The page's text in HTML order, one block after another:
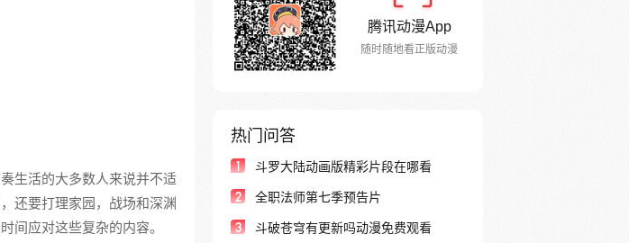
生活的大多数人来说并不适
还要打理家园，战场和深渊
间应对这些复杂的内容。
腾讯动漫App
随时随地看正版动漫
热门问答
1 斗罗大陆动画版精彩片段在哪看
2 全职法师第七季预告片
3 斗破苍穹有更新吗动漫免费观看